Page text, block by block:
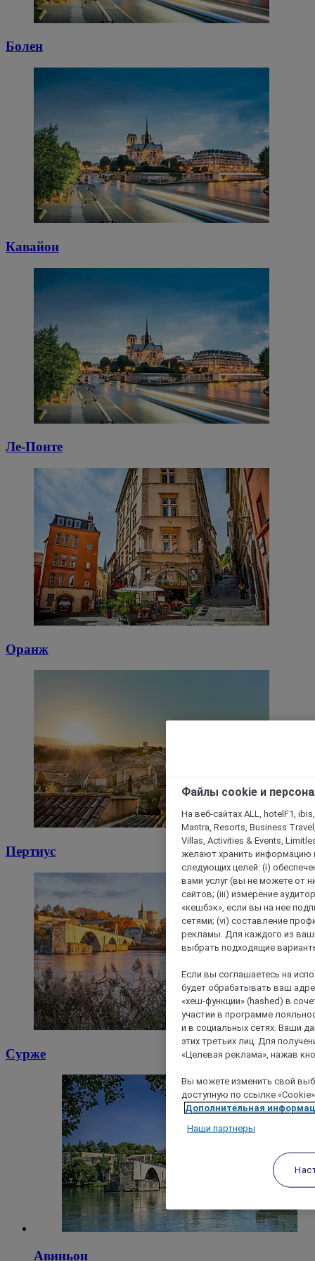
Болен
Кавайон
Ле-Понте
Оранж
Пертиус
Сурже
Авиньон
Файлы cookie и
На веб-сайтах ALL, hotelF1,
Mantra, Resorts, Business
Villas, Activities & Events,
желают хранить информацию
следующих целей: (i)
вами услуг (вы не можете от
сайтов; (iii) измерение
«кешбэк», если вы на нее
сетями; (vi) составление
рекламы. Для каждого из
выбрать подходящие
Если вы соглашаетесь на
будет обрабатывать ваш
«хеш-функции» (hashed) в
участии в программе
и в социальных сетях. Ваши
этих третьих лиц. Для
«Целевая реклама», нажав
Вы можете изменить свой
доступную по ссылке
Дополнительная
Наши партнеры